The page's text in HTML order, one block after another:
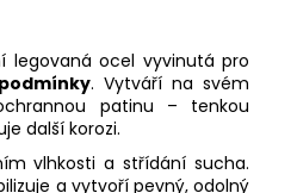
legovaná ocel vyvinutá pro
. Vytváří na svém
patinu – tenkou
další korozi.
vlhkosti a střídání sucha.
a vytvoří pevný, odolný